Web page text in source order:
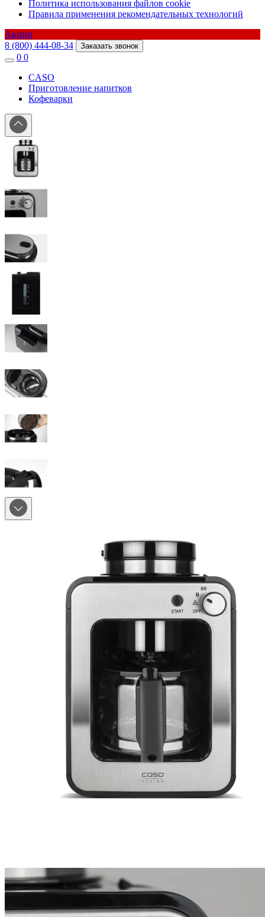
Политика использования файлов cookie
Правила применения рекомендательных технологий
Акции
8 (800) 444-08-34
Заказать звонок
0 0
CASO
Приготовление напитков
Кофеварки